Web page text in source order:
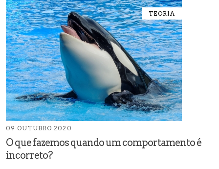
TEORIA
09 OUTUBRO 2020
O que fazemos quando um comportamento é
incorreto?